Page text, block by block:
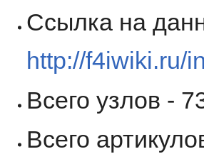
Ссылка на
http://f4iwiki.ru/
Всего узлов -
Всего